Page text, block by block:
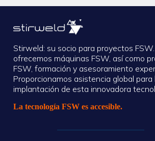
Stirweld: su socio para proyectos
ofrecemos máquinas FSW, así como
FSW, formación y asesoramiento
Proporcionamos asistencia global para
implantación de esta innovadora
La tecnología FSW es accesible.